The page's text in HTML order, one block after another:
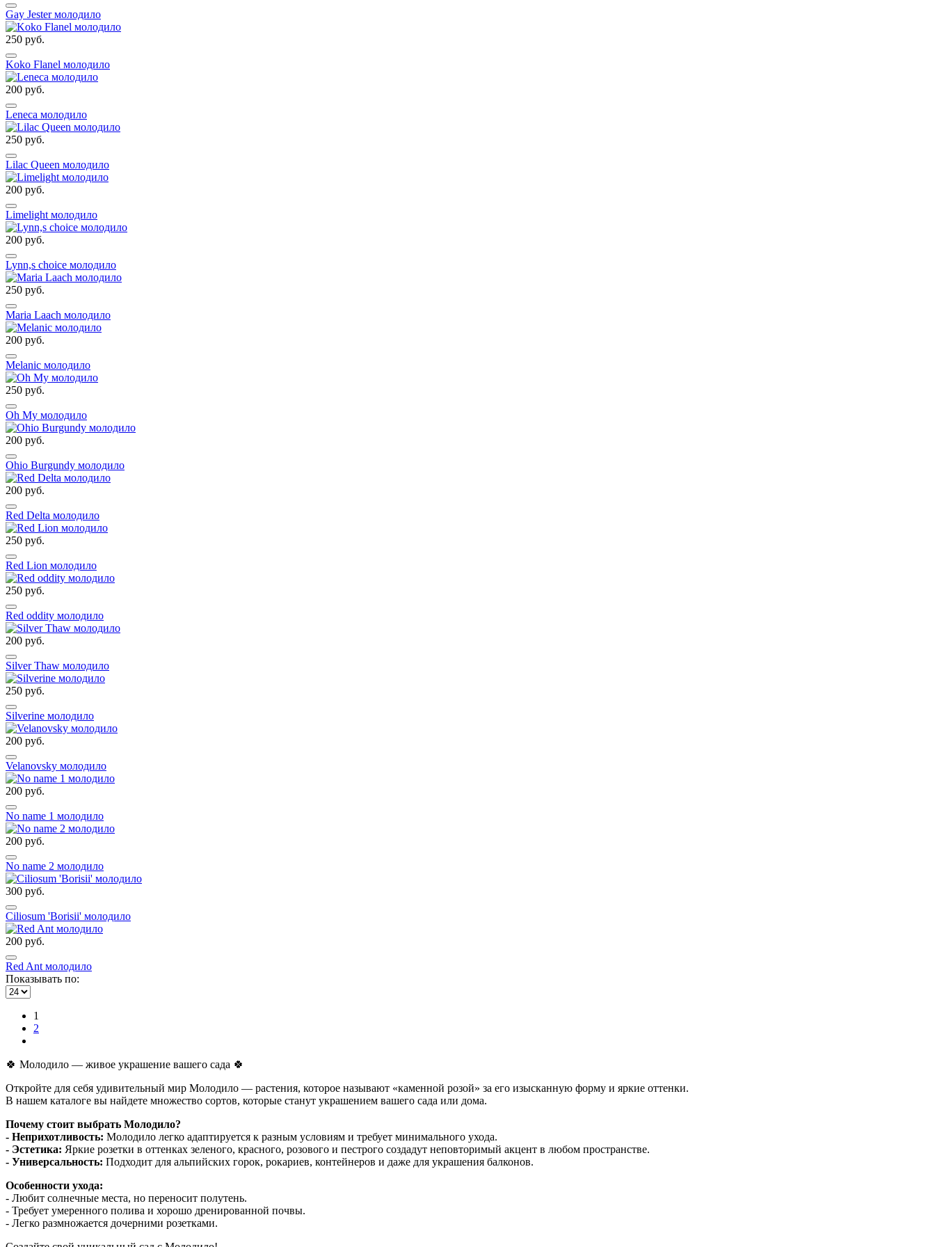
Gay Jester молодило
250 руб.
Koko Flanel молодило
200 руб.
Leneca молодило
250 руб.
Lilac Queen молодило
200 руб.
Limelight молодило
200 руб.
Lynn,s choice молодило
250 руб.
Maria Laach молодило
200 руб.
Melanic молодило
250 руб.
Oh My молодило
200 руб.
Ohio Burgundy молодило
200 руб.
Red Delta молодило
250 руб.
Red Lion молодило
250 руб.
Red oddity молодило
200 руб.
Silver Thaw молодило
250 руб.
Silverine молодило
200 руб.
Velanovsky молодило
200 руб.
No name 1 молодило
200 руб.
No name 2 молодило
300 руб.
Ciliosum 'Borisii' молодило
200 руб.
Red Ant молодило
Показывать по:
1
2
🍀 Молодило — живое украшение вашего сада 🍀
Откройте для себя удивительный мир Молодило — растения, которое называют «каменной розой» за его изысканную форму и яркие оттенки.
В нашем каталоге вы найдете множество сортов, которые станут украшением вашего сада или дома.
Почему стоит выбрать Молодило?
- Неприхотливость: Молодило легко адаптируется к разным условиям и требует минимального ухода.
- Эстетика: Яркие розетки в оттенках зеленого, красного, розового и пестрого создадут неповторимый акцент в любом пространстве.
- Универсальность: Подходит для альпийских горок, рокариев, контейнеров и даже для украшения балконов.
Особенности ухода:
- Любит солнечные места, но переносит полутень.
- Требует умеренного полива и хорошо дренированной почвы.
- Легко размножается дочерними розетками.